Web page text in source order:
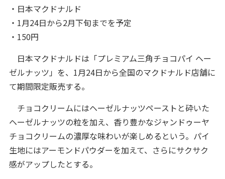
・日本マクドナルド
・1月24日から2月下旬までを予定
・150円
日本マクドナルドは「プレミアム三角チョコパイ ヘー
ゼルナッツ」を、1月24日から全国のマクドナルド店舗に
て期間限定販売する。
チョコクリームにはヘーゼルナッツペーストと砕いた
ヘーゼルナッツの粒を加え、香り豊かなジャンドゥーヤ
チョコクリームの濃厚な味わいが楽しめるという。パイ
生地にはアーモンドパウダーを加えて、さらにサクサク
感がアップしたとする。